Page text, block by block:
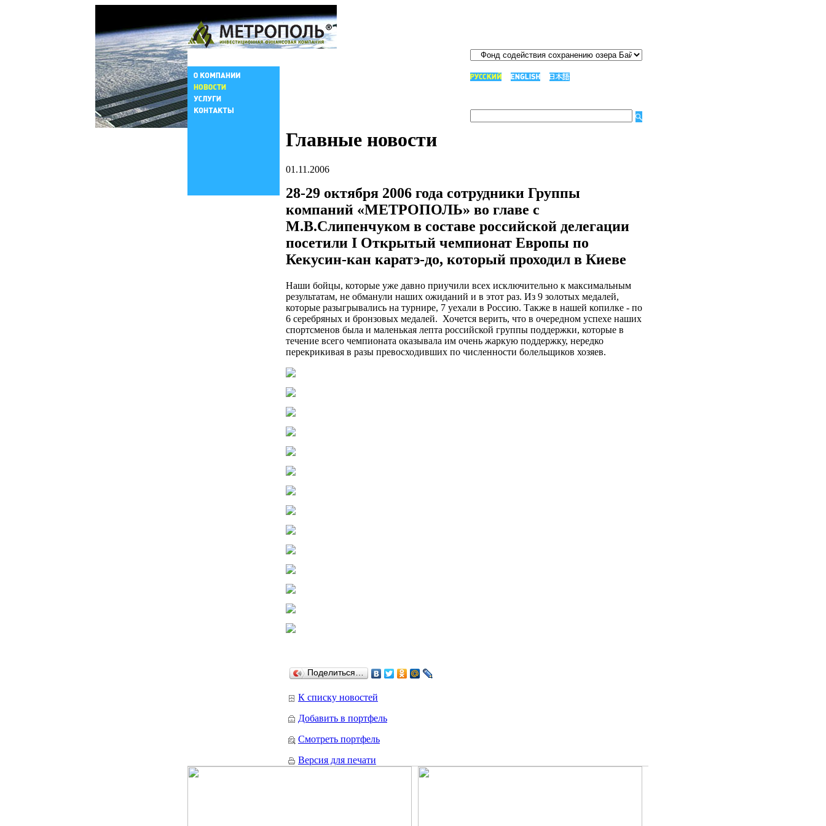
Главные новости
01.11.2006
28-29 октября 2006 года сотрудники Группы
компаний «МЕТРОПОЛЬ» во главе с
М.В.Слипенчуком в составе российской делегации
посетили I Открытый чемпионат Европы по
Кекусин-кан каратэ-до, который проходил в Киеве
Наши бойцы, которые уже давно приучили всех исключительно к максимальным
результатам, не обманули наших ожиданий и в этот раз. Из 9 золотых медалей,
которые разыгрывались на турнире, 7 уехали в Россию. Также в нашей копилке - по
6 серебряных и бронзовых медалей. Хочется верить, что в очередном успехе наших
спортсменов была и маленькая лепта российской группы поддержки, которые в
течение всего чемпионата оказывала им очень жаркую поддержку, нередко
перекрикивая в разы превосходивших по численности болельщиков хозяев.
Поделиться…
К списку новостей
Добавить в портфель
Смотреть портфель
Версия для печати